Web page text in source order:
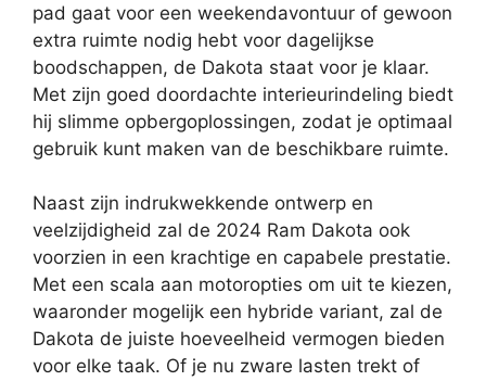
pad gaat voor een weekendavontuur of gewoon
extra ruimte nodig hebt voor dagelijkse
boodschappen, de Dakota staat voor je klaar.
Met zijn goed doordachte interieurindeling biedt
hij slimme opbergoplossingen, zodat je optimaal
gebruik kunt maken van de beschikbare ruimte.
Naast zijn indrukwekkende ontwerp en
veelzijdigheid zal de 2024 Ram Dakota ook
voorzien in een krachtige en capabele prestatie.
Met een scala aan motoropties om uit te kiezen,
waaronder mogelijk een hybride variant, zal de
Dakota de juiste hoeveelheid vermogen bieden
voor elke taak. Of je nu zware lasten trekt of